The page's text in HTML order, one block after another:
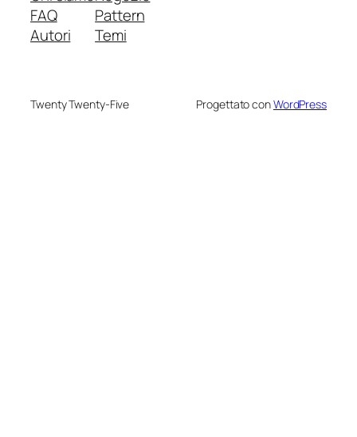
FAQ
Autori
Pattern
Temi
Twenty Twenty-Five Progettato conWordPress